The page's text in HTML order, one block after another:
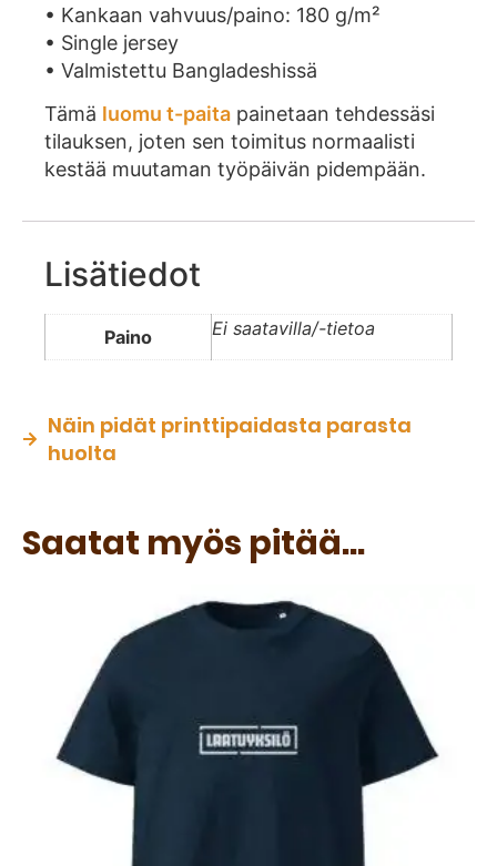
• Kankaan vahvuus/paino: 180 g/m²
• Single jersey
• Valmistettu Bangladeshissä
Tämä luomu t-paita painetaan tehdessäsi
tilauksen, joten sen toimitus normaalisti
kestää muutaman työpäivän pidempään.
Lisätiedot
Paino Ei saatavilla/-tietoa
Näin pidät printtipaidasta parasta
huolta
Saatat myös pitää...